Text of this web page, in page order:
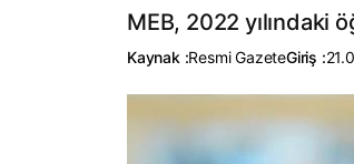
MEB, 2022 yılındaki
Kaynak :Resmi GazeteGiriş :